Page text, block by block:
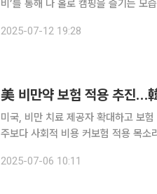
비’를 통해 나 홀로 캠핑을 즐기는 모습을 공개했다. 영상에서 풍자는
이후 풍자는 저녁으로 부대찌개, 아침
2025-07-12 19:28
美 비만약 보험 적용 추진…
미국, 비만 치료 제공자 확대하고 보
주보다 사회적 비용 커보험 적용 목소리, 점
다. 6일 제약‧바이오업계에 따르면
2025-07-06 10:11